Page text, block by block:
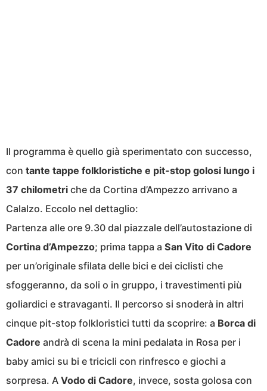
Il programma è quello già sperimentato con successo,
con tante tappe folkloristiche e pit-stop golosi lungo i
37 chilometri che da Cortina d’Ampezzo arrivano a
Calalzo. Eccolo nel dettaglio:
Partenza alle ore 9.30 dal piazzale dell’autostazione di
Cortina d’Ampezzo; prima tappa a San Vito di Cadore
per un’originale sfilata delle bici e dei ciclisti che
sfoggeranno, da soli o in gruppo, i travestimenti più
goliardici e stravaganti. Il percorso si snoderà in altri
cinque pit-stop folkloristici tutti da scoprire: a Borca di
Cadore andrà di scena la mini pedalata in Rosa per i
baby amici su bi e tricicli con rinfresco e giochi a
sorpresa. A Vodo di Cadore, invece, sosta golosa con